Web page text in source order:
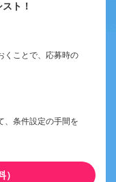
ト！
くことで、応募時の
、条件設定の手間を